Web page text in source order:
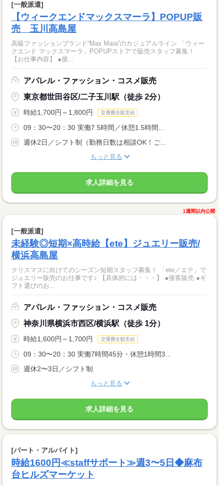
[一般派遣]
【ウィークエンドマックスマーラ】POPUP販
売 玉川高島屋
高級ファッションブランド“Max Mara”のカジュアルライン 「ウィー
クエンド マックスマーラ」POPUPストアで販売スタッフ募集！
【お仕事内容】 ●接...
アパレル・ファッション・コスメ販売
東京都世田谷区/二子玉川駅（徒歩 2分）
時給1,700円～1,800円 交通費全額支給
09：30〜20：30 実働7.5時間／休憩1.5時間...
週休2日／シフト制（勤務日数は相談OK！ご...
もっと見る
求人詳細を見る
1週間以内公開
[一般派遣]
未経験◎短期×高時給【ete】ジュエリー販売/
横浜高島屋
クリスマスに向けてのシーズン短期スタッフ募集！ 「ete／エテ」で
ジュエリー販売のお仕事です♪ 【具体的には・・・】 ●接客販売 ●ギ
フト選びのお...
アパレル・ファッション・コスメ販売
神奈川県横浜市西区/横浜駅（徒歩 1分）
時給1,600円～1,700円 交通費全額支給
09：30〜20：30 実働7時間45分・休憩1時間3...
週休2〜3日／シフト制
もっと見る
求人詳細を見る
[パート・アルバイト]
時給1600円≪staffサポート≫週3〜5日◆麻布
台ヒルズマーケット